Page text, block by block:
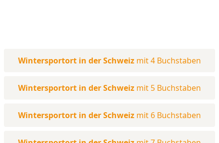
Wintersportort in der Schweiz mit 4 Buchstaben
Wintersportort in der Schweiz mit 5 Buchstaben
Wintersportort in der Schweiz mit 6 Buchstaben